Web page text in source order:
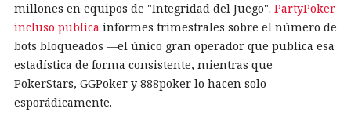
millones en equipos de "Integridad del Juego". PartyPoker
incluso publica informes trimestrales sobre el número de
bots bloqueados —el único gran operador que publica esa
estadística de forma consistente, mientras que
PokerStars, GGPoker y 888poker lo hacen solo
esporádicamente.